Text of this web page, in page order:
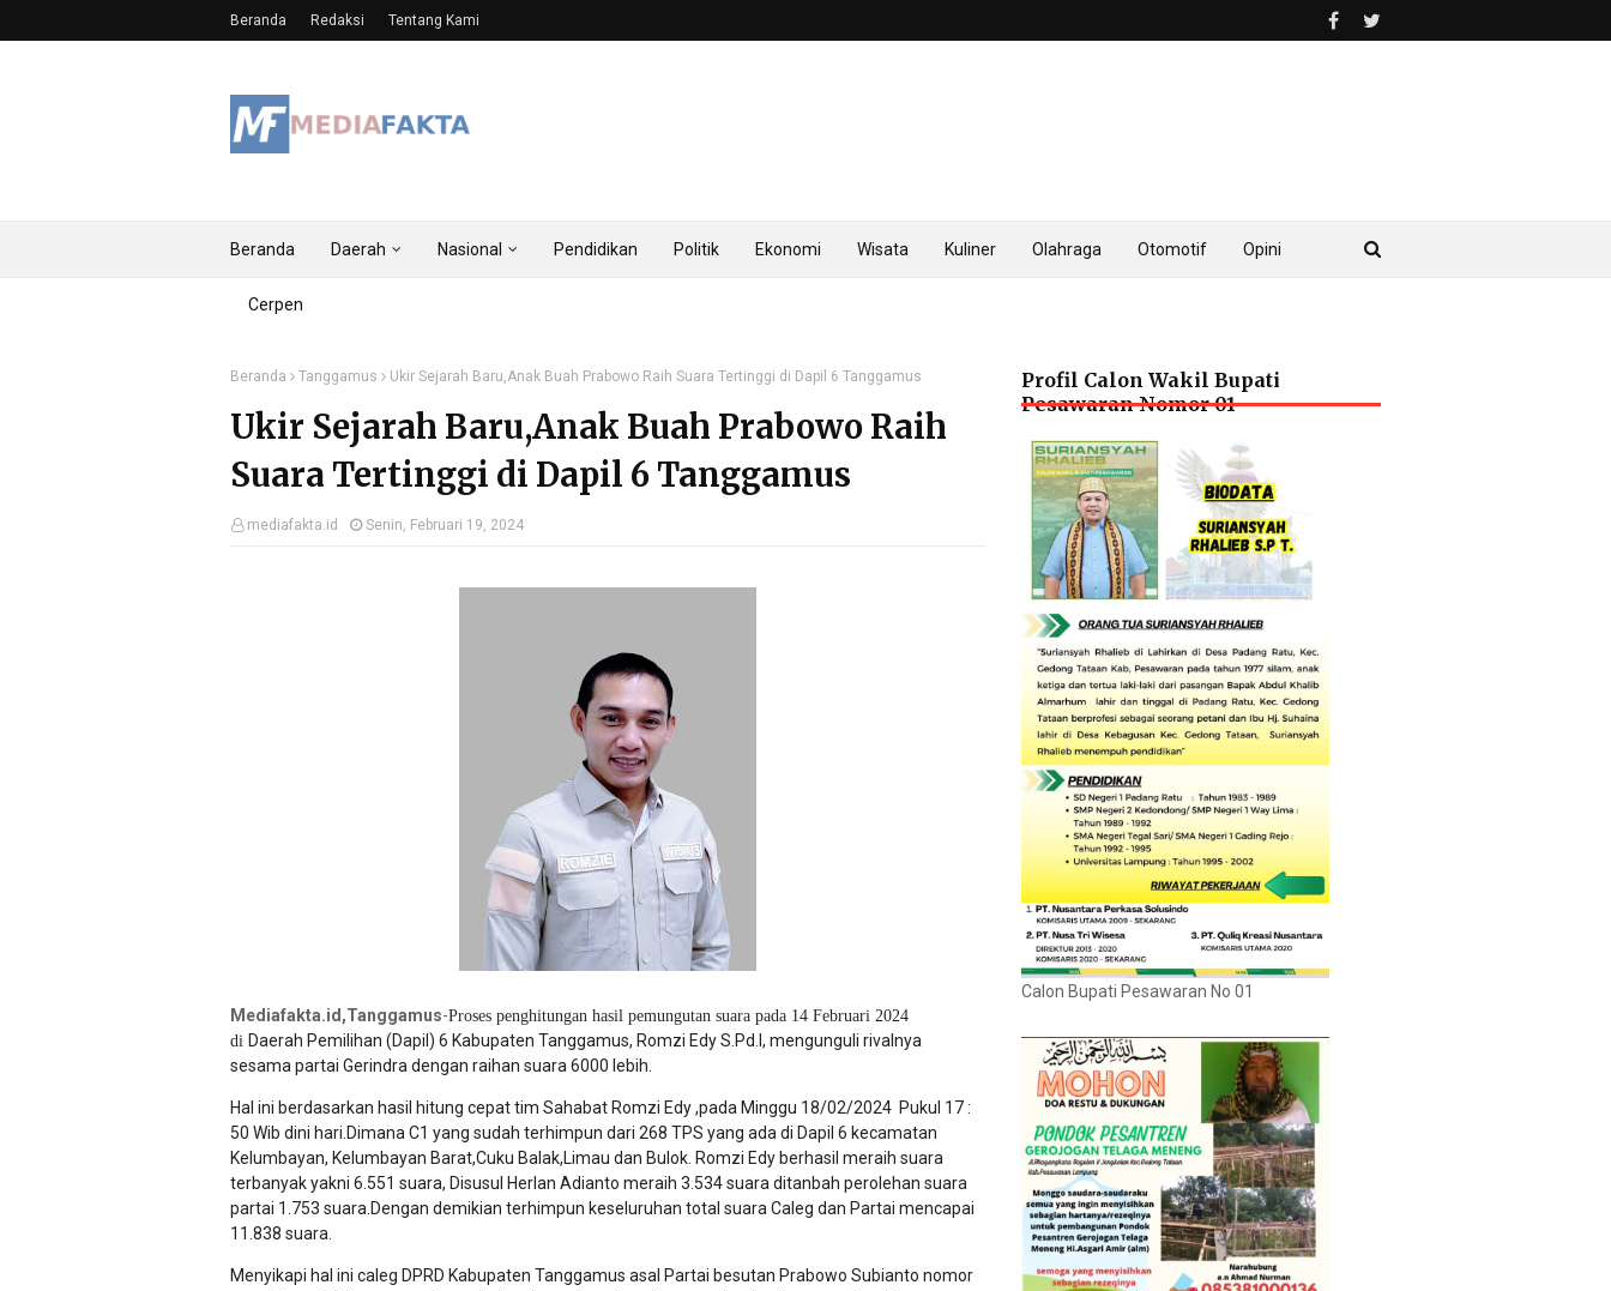
Beranda Redaksi Tentang Kami
Beranda Daerah Nasional Pendidikan Politik Ekonomi Wisata Kuliner Olahraga Otomotif Opini
Cerpen
Beranda Tanggamus Ukir Sejarah Baru,Anak Buah Prabowo Raih Suara Tertinggi di Dapil 6 Tanggamus
Ukir Sejarah Baru,Anak Buah Prabowo Raih
Suara Tertinggi di Dapil 6 Tanggamus
mediafakta.id Senin, Februari 19, 2024
Mediafakta.id,Tanggamus-Proses penghitungan hasil pemungutan suara pada 14 Februari 2024
di Daerah Pemilihan (Dapil) 6 Kabupaten Tanggamus, Romzi Edy S.Pd.I, mengunguli rivalnya
sesama partai Gerindra dengan raihan suara 6000 lebih.
Hal ini berdasarkan hasil hitung cepat tim Sahabat Romzi Edy ,pada Minggu 18/02/2024 Pukul 17 :
50 Wib dini hari. Dimana C1 yang sudah terhimpun dari 268 TPS yang ada di Dapil 6 kecamatan
Kelumbayan, Kelumbayan Barat,Cuku Balak,Limau dan Bulok. Romzi Edy berhasil meraih suara
terbanyak yakni 6.551 suara, Disusul Herlan Adianto meraih 3.534 suara ditanbah perolehan suara
partai 1.753 suara. Dengan demikian terhimpun keseluruhan total suara Caleg dan Partai mencapai
11.838 suara.
Menyikapi hal ini caleg DPRD Kabupaten Tanggamus asal Partai besutan Prabowo Subianto nomor
Profil Calon Wakil Bupati
Pesawaran Nomor 01
Calon Bupati Pesawaran No 01